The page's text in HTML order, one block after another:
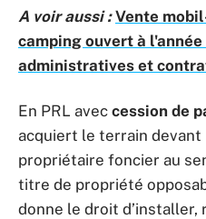
A voir aussi : Vente
camping ouvert à
administratives et
En PRL avec cession de
acquiert le terrain
propriétaire foncier au
titre de propriété
donne le droit